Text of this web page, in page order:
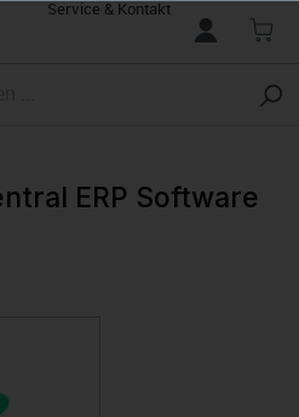
Service & Kontakt
ERP Software